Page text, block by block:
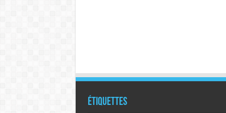
Étiquettes